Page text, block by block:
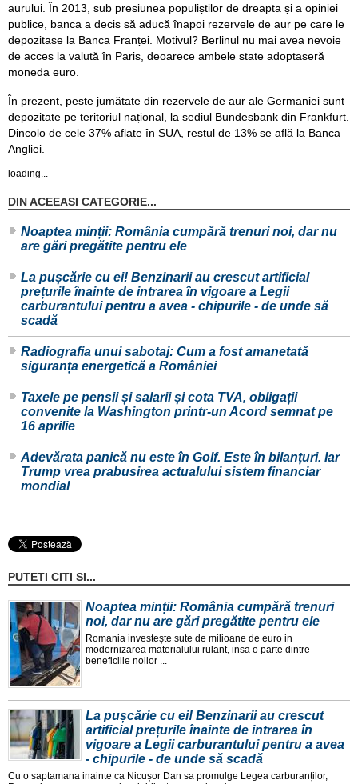
aurului. În 2013, sub presiunea populiștilor de dreapta și a opiniei
publice, banca a decis să aducă înapoi rezervele de aur pe care le
depozitase la Banca Franței. Motivul? Berlinul nu mai avea nevoie
de acces la valută în Paris, deoarece ambele state adoptaseră
moneda euro.
În prezent, peste jumătate din rezervele de aur ale Germaniei sunt
depozitate pe teritoriul național, la sediul Bundesbank din Frankfurt.
Dincolo de cele 37% aflate în SUA, restul de 13% se află la Banca
Angliei.
loading...
DIN ACEEASI CATEGORIE...
Noaptea minții: România cumpără trenuri noi, dar nu
are gări pregătite pentru ele
La pușcărie cu ei! Benzinarii au crescut artificial
prețurile înainte de intrarea în vigoare a Legii
carburantului pentru a avea - chipurile - de unde să
scadă
Radiografia unui sabotaj: Cum a fost amanetată
siguranța energetică a României
Taxele pe pensii și salarii și cota TVA, obligații
convenite la Washington printr-un Acord semnat pe
16 aprilie
Adevărata panică nu este în Golf. Este în bilanțuri. Iar
Trump vrea prabusirea actualului sistem financiar
mondial
PUTETI CITI SI...
Noaptea minții: România cumpără trenuri
noi, dar nu are gări pregătite pentru ele
Romania investește sute de milioane de euro in
modernizarea materialului rulant, insa o parte dintre
beneficiile noilor ...
La pușcărie cu ei! Benzinarii au crescut
artificial prețurile înainte de intrarea în
vigoare a Legii carburantului pentru a avea
- chipurile - de unde să scadă
Cu o saptamana inainte ca Nicușor Dan sa promulge Legea carburanților,